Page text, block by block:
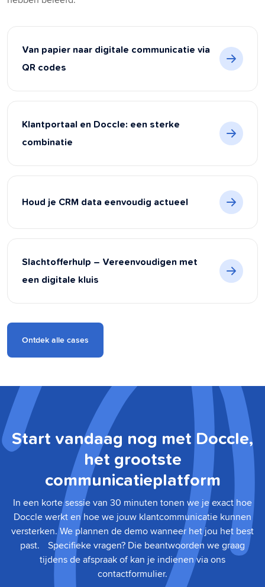
Van papier naar digitale communicatie via
QR codes
Klantportaal en Doccle: een sterke
combinatie
Houd je CRM data eenvoudig actueel
Slachtofferhulp – Vereenvoudigen met
een digitale kluis
Ontdek alle cases
Start vandaag nog met Doccle,
het grootste
communicatieplatform
In een korte sessie van 30 minuten tonen we je exact hoe
Doccle werkt en hoe we jouw klantcommunicatie kunnen
versterken. We plannen de demo wanneer het jou het best
past. Specifieke vragen? Die beantwoorden we graag
tijdens de afspraak of kan je indienen via ons
contactformulier.